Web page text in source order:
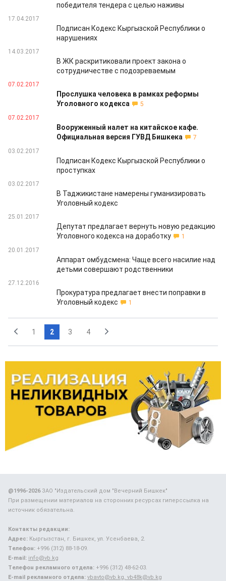
победителя тендера с целью наживы
17.04.2017
Подписан Кодекс Кыргызской Республики о
нарушениях
14.03.2017
В ЖК раскритиковали проект закона о
сотрудничестве с подозреваемым
07.02.2017
Прослушка человека в рамках реформы
Уголовного кодекса
5
07.02.2017
Вооруженный налет на китайское кафе.
Официальная версия ГУВД Бишкека
7
03.02.2017
Подписан Кодекс Кыргызской Республики о
проступках
03.02.2017
В Таджикистане намерены гуманизировать
Уголовный кодекс
25.01.2017
Депутат предлагает вернуть новую редакцию
Уголовного кодекса на доработку
1
20.01.2017
Аппарат омбудсмена: Чаще всего насилие над
детьми совершают родственники
27.12.2016
Прокуратура предлагает внести поправки в
Уголовный кодекс
1
1 2 3 4
@1996-2026ЗАО "Издательский дом "Вечерний Бишкек"
При размещении материалов на сторонних ресурсах гиперссылка на
источник обязательна.
Контакты редакции:
Адрес: Кыргызстан, г. Бишкек, ул. Усенбаева, 2.
Телефон: +996 (312) 88-18-09.
E-mail: info@vb.kg
Телефон рекламного отдела: +996 (312) 48-62-03.
E-mail рекламного отдела: vbavto@vb.kg, vb48k@vb.kg